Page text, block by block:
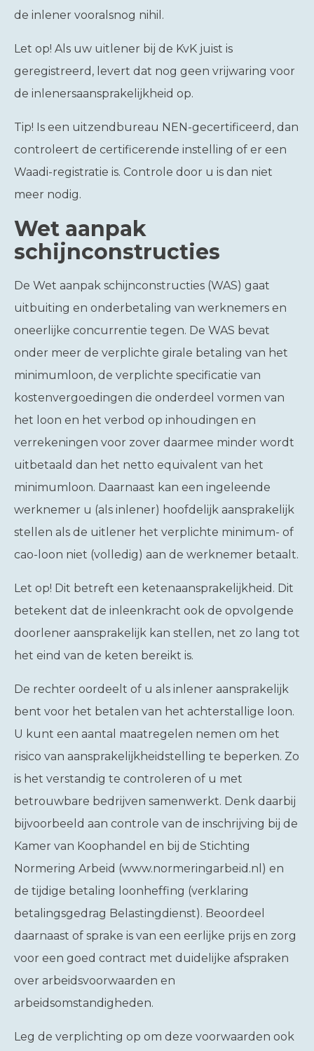
de inlener vooralsnog nihil.
Let op! Als uw uitlener bij de KvK juist is
geregistreerd, levert dat nog geen vrijwaring voor
de inlenersaansprakelijkheid op.
Tip! Is een uitzendbureau NEN-gecertificeerd, dan
controleert de certificerende instelling of er een
Waadi-registratie is. Controle door u is dan niet
meer nodig.
Wet aanpak
schijnconstructies
De Wet aanpak schijnconstructies (WAS) gaat
uitbuiting en onderbetaling van werknemers en
oneerlijke concurrentie tegen. De WAS bevat
onder meer de verplichte girale betaling van het
minimumloon, de verplichte specificatie van
kostenvergoedingen die onderdeel vormen van
het loon en het verbod op inhoudingen en
verrekeningen voor zover daarmee minder wordt
uitbetaald dan het netto equivalent van het
minimumloon. Daarnaast kan een ingeleende
werknemer u (als inlener) hoofdelijk aansprakelijk
stellen als de uitlener het verplichte minimum- of
cao-loon niet (volledig) aan de werknemer betaalt.
Let op! Dit betreft een ketenaansprakelijkheid. Dit
betekent dat de inleenkracht ook de opvolgende
doorlener aansprakelijk kan stellen, net zo lang tot
het eind van de keten bereikt is.
De rechter oordeelt of u als inlener aansprakelijk
bent voor het betalen van het achterstallige loon.
U kunt een aantal maatregelen nemen om het
risico van aansprakelijkheidstelling te beperken. Zo
is het verstandig te controleren of u met
betrouwbare bedrijven samenwerkt. Denk daarbij
bijvoorbeeld aan controle van de inschrijving bij de
Kamer van Koophandel en bij de Stichting
Normering Arbeid (www.normeringarbeid.nl) en
de tijdige betaling loonheffing (verklaring
betalingsgedrag Belastingdienst). Beoordeel
daarnaast of sprake is van een eerlijke prijs en zorg
voor een goed contract met duidelijke afspraken
over arbeidsvoorwaarden en
arbeidsomstandigheden.
Leg de verplichting op om deze voorwaarden ook